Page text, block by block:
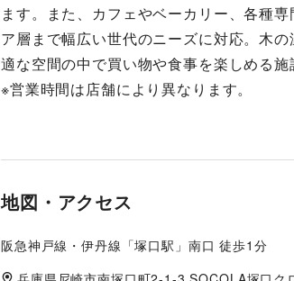
ます。また、カフェやベーカリー、各種
ア層まで幅広い世代のニーズに対応。木
適な空間の中で買い物や食事を楽しめる施
※営業時間は店舗により異なります。
地図・アクセス
阪急神戸線・伊丹線「塚口駅」南口 徒歩1分